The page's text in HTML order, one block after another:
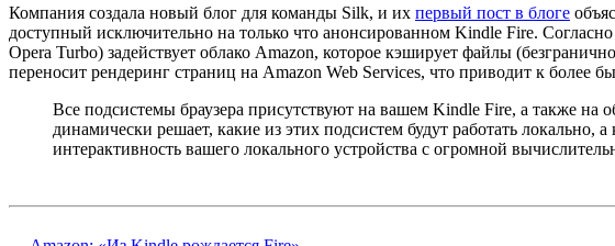
Компания создала новый блог для команды Silk, и их первый пост в блоге
доступный исключительно на только что анонсированном Kindle Fire.
Opera Turbo) задействует облако Amazon, которое кэширует файлы
переносит рендеринг страниц на Amazon Web Services, что приводит к
Все подсистемы браузера присутствуют на вашем Kindle Fire, а также
динамически решает, какие из этих подсистем будут работать
интерактивность вашего локального устройства с огромной